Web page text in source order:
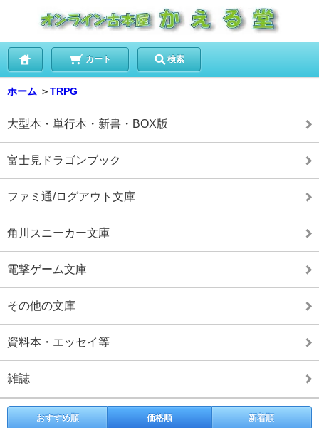
カート 検索
ホーム ＞TRPG
大型本・単行本・新書・BOX版
富士見ドラゴンブック
ファミ通/ログアウト文庫
角川スニーカー文庫
電撃ゲーム文庫
その他の文庫
資料本・エッセイ等
雑誌
おすすめ順 価格順 新着順